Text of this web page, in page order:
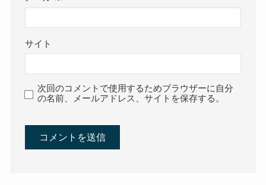
サイト
次回のコメントで使用するためブラウザーに自分
の名前、メールアドレス、サイトを保存する。